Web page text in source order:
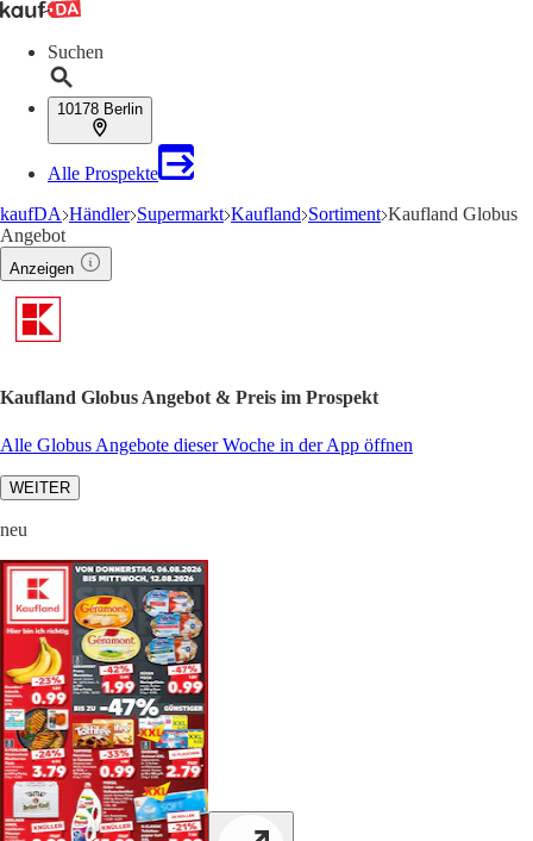
Suchen
10178 Berlin
Alle Prospekte
kaufDA Händler Supermarkt Kaufland Sortiment Kaufland Globus
Angebot
Anzeigen
Kaufland Globus Angebot & Preis im Prospekt
Alle Globus Angebote dieser Woche in der App öffnen
WEITER
neu